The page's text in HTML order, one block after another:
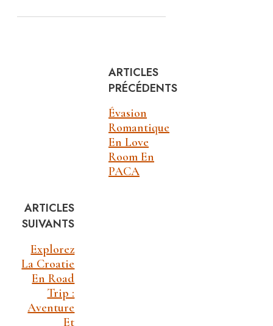
ARTICLES
PRÉCÉDENTS
Évasion
Romantique
En Love
Room En
PACA
ARTICLES
SUIVANTS
Explorez
La Croatie
En Road
Trip :
Aventure
Et